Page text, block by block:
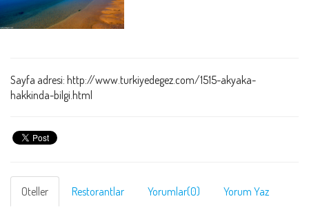
Sayfa adresi: http://www.turkiyedegez.com/1515-akyaka-
hakkinda-bilgi.html
Oteller Restorantlar Yorumlar(0) Yorum Yaz